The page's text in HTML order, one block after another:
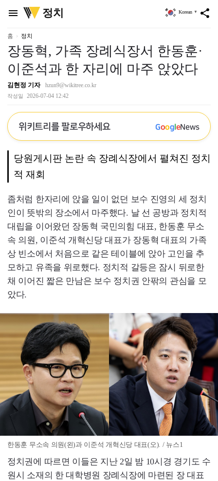
menu
위
키
정치 share
Korean ▼
홈 정치
장동혁, 가족 장례식장서 한동훈·
이준석과 한 자리에 마주 앉았다
김현정 기자 hzun9@wikitree.co.kr
작성일 2026-07-04 12:42
위키트리를 팔로우하세요 GoogleNews
당원게시판 논란 속 장례식장에서 펼쳐진 정치
적 재회
좀처럼 한자리에 앉을 일이 없던 보수 진영의 세 정치
인이 뜻밖의 장소에서 마주했다. 날 선 공방과 정치적
대립을 이어왔던 장동혁 국민의힘 대표, 한동훈 무소
속 의원, 이준석 개혁신당 대표가 장동혁 대표의 가족
상 빈소에서 처음으로 같은 테이블에 앉아 고인을 추
모하고 유족을 위로했다. 정치적 갈등은 잠시 뒤로한
채 이어진 짧은 만남은 보수 정치권 안팎의 관심을 모
았다.
한동훈 무소속 의원(왼)과 이준석 개혁신당 대표(오). / 뉴스1
정치권에 따르면 이들은 지난 2일 밤 10시경 경기도 수
원시 소재의 한 대학병원 장례식장에 마련된 장 대표